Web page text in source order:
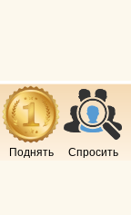
Поднять Спросить